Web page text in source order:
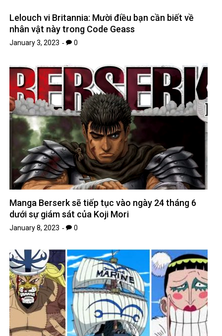
Lelouch vi Britannia: Mười điều bạn cần biết về
nhân vật này trong Code Geass
January 3, 2023 0
Manga Berserk sẽ tiếp tục vào ngày 24 tháng 6
dưới sự giám sát của Koji Mori
January 8, 2023 0